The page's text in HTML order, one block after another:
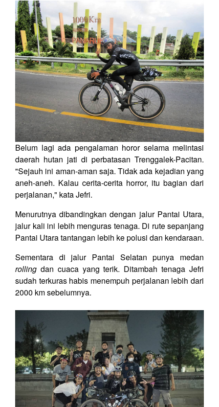
Belum lagi ada pengalaman horor selama melintasi
daerah hutan jati di perbatasan Trenggalek-Pacitan.
"Sejauh ini aman-aman saja. Tidak ada kejadian yang
aneh-aneh. Kalau cerita-cerita horror, itu bagian dari
perjalanan," kata Jefri.
Menurutnya dibandingkan dengan jalur Pantai Utara,
jalur kali ini lebih menguras tenaga. Di rute sepanjang
Pantai Utara tantangan lebih ke polusi dan kendaraan.
Sementara di jalur Pantai Selatan punya medan
rolling dan cuaca yang terik. Ditambah tenaga Jefri
sudah terkuras habis menempuh perjalanan lebih dari
2000 km sebelumnya.